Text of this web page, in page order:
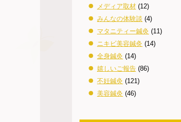
メディア取材 (12)
みんなの体験談 (4)
マタニティー鍼灸 (11)
ニキビ美容鍼灸 (14)
全身鍼灸 (14)
嬉しいご報告 (86)
不妊鍼灸 (121)
美容鍼灸 (46)